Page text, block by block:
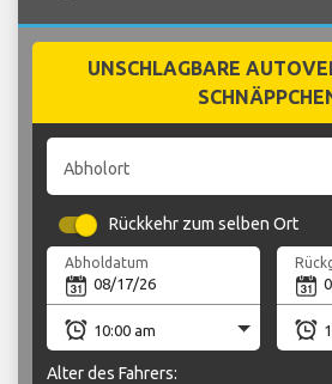
UNSCHLAGBARE
Abholort
Rückkehr zum selben Ort
Abholdatum
Alter des Fahrers: